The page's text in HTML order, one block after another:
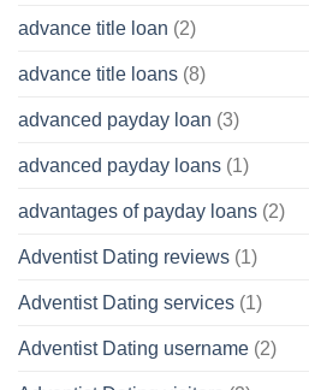
advance title loan (2)
advance title loans (8)
advanced payday loan (3)
advanced payday loans (1)
advantages of payday loans (2)
Adventist Dating reviews (1)
Adventist Dating services (1)
Adventist Dating username (2)